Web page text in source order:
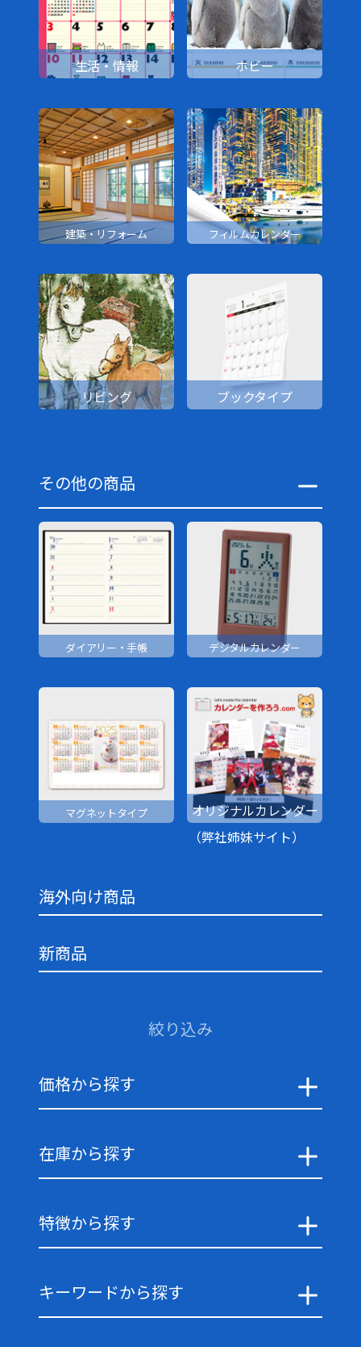
生活・情報 ホビー
建築・リフォーム フィルムカレンダー
リビング ブックタイプ
その他の商品
ダイアリー・手帳 デジタルカレンダー
マグネットタイプ
オリジナルカレンダー
（弊社姉妹サイト）
海外向け商品
新商品
絞り込み
価格から探す
在庫から探す
特徴から探す
キーワードから探す